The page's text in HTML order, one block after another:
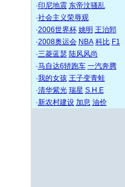
·印尼地震 东帝汶骚乱
·社会主义荣辱观
·2006世界杯 姚明 王治郅
·2008奥运会 NBA 科比 F1
·三菱蓝瑟 陆风风尚
·马自达6轿跑车 一汽奔腾
·我的女孩 王子变青蛙
·清华紫光 瑞星 S.H.E
·新农村建设 加息 油价